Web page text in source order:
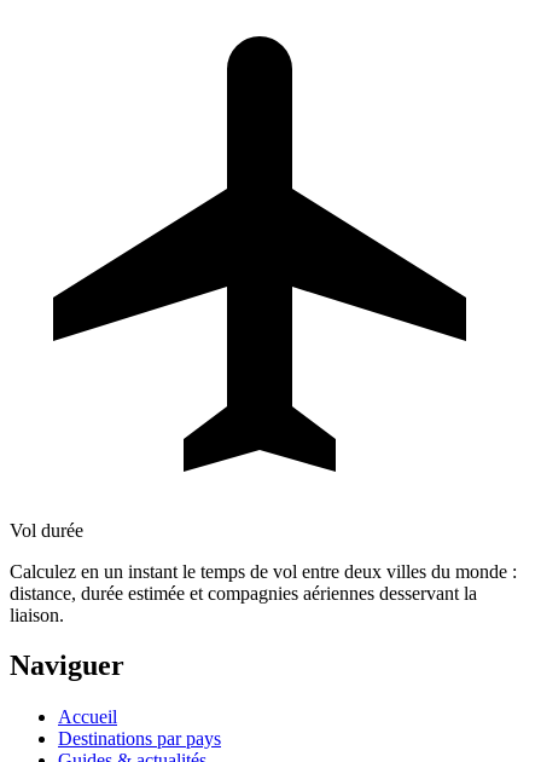
Vol durée
Calculez en un instant le temps de vol entre deux villes du monde :
distance, durée estimée et compagnies aériennes desservant la
liaison.
Naviguer
Accueil
Destinations par pays